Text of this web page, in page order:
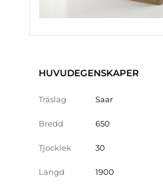
HUVUDEGENSKAPER
Träslag Saar
Bredd 650
Tjocklek 30
Längd 1900